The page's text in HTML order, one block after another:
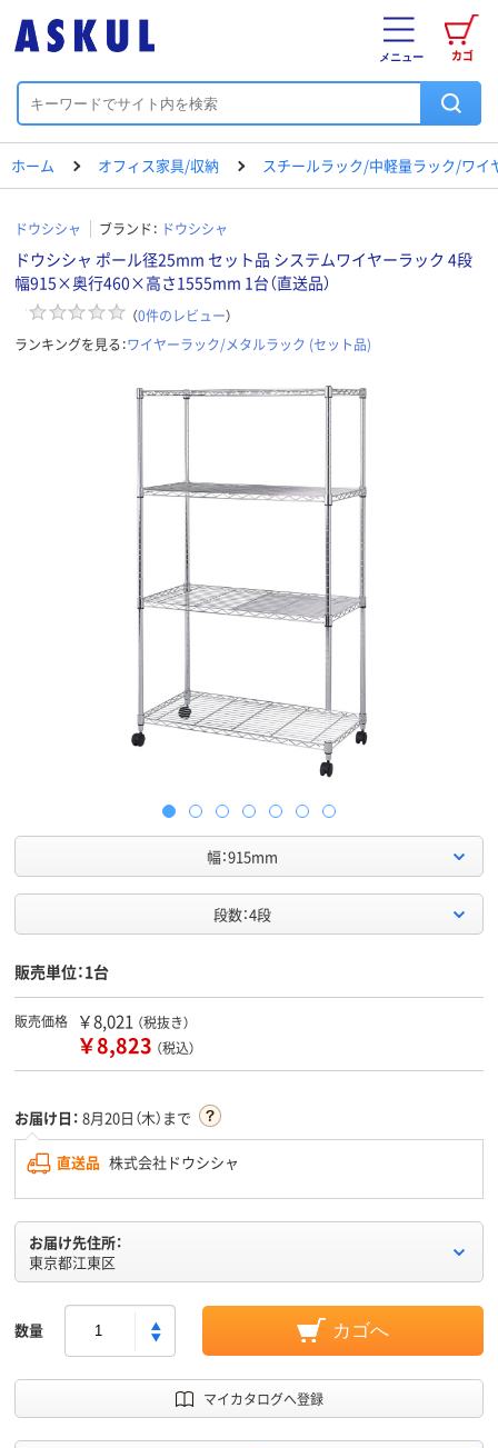
カゴ
メニュー
ホーム オフィス家具/収納 スチールラック/中軽量ラック/ワイ
ドウシシャ ブランド： ドウシシャ
ドウシシャ ポール径25mm セット品 システムワイヤーラック 4段
幅915×奥行460×高さ1555mm 1台（直送品）
（0件のレビュー）
ランキングを見る：ワイヤーラック/メタルラック (セット品)
幅：915mm
段数：4段
販売単位：1台
販売価格 ￥8,021 （税抜き）
￥8,823 （税込）
お届け日： 8月20日（木）まで
直送品 株式会社ドウシシャ
お届け先住所：
東京都江東区
数量 カゴへ
マイカタログへ登録